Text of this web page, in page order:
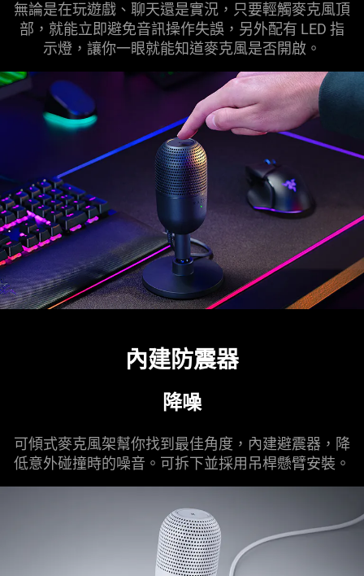
無論是在玩遊戲、聊天還是實況，只要輕觸麥克風頂
部，就能立即避免音訊操作失誤，另外配有 LED 指
示燈，讓你一眼就能知道麥克風是否開啟。
內建防震器
降噪
可傾式麥克風架幫你找到最佳角度，內建避震器，降
低意外碰撞時的噪音。可拆下並採用吊桿懸臂安裝 。